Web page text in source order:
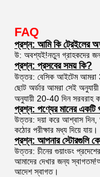
FAQ
প্রশ্ন: আমি কি ট্রেইলের
উ: অবশ্যই!নতুন গ্রাহকদের
প্রশ্ন: প্রসবের সময় কি?
উত্তর: বেসিক আইটেম আমরা
ছোট অর্ডার আমরা সেই
অনুযায়ী 20-40 দিন সরবরাহ
প্রশ্ন: পণ্যের মানের একটি
উত্তর: দয়া করে আশ্বাস দিন,
কঠোর পরীক্ষার মধ্য দিয়ে যায়।
প্রশ্ন: আপনার স্টোরগুলি
উত্তর: চীনের গুয়াংডং
আমাদের দেখার জন্য
আদেশ স্বাগত।